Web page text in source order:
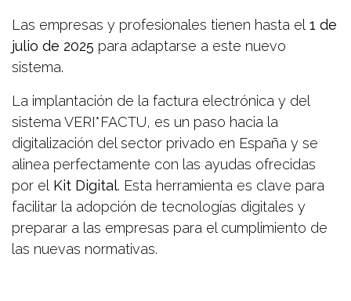
Las empresas y profesionales tienen hasta el 1 de
julio de 2025 para adaptarse a este nuevo
sistema.
La implantación de la factura electrónica y del
sistema VERI*FACTU, es un paso hacia la
digitalización del sector privado en España y se
alinea perfectamente con las ayudas ofrecidas
por el Kit Digital. Esta herramienta es clave para
facilitar la adopción de tecnologías digitales y
preparar a las empresas para el cumplimiento de
las nuevas normativas.